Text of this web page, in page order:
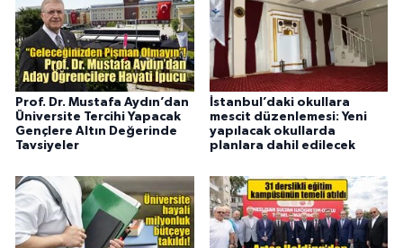
Prof. Dr. Mustafa Aydın’dan
Üniversite Tercihi Yapacak
Gençlere Altın Değerinde
Tavsiyeler
İstanbul’daki okullara
mescit düzenlemesi: Yeni
yapılacak okullarda
planlara dahil edilecek